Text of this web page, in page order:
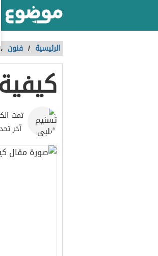
الرئيسية / فنون
تمت
آخر